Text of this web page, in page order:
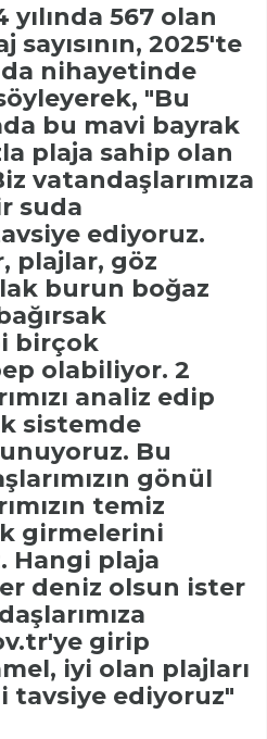
yılında 567 olan
sayısının, 2025'te
nihayetinde
"Bu
bu mavi bayrak
plaja sahip olan
vatandaşlarımıza
suda
ediyoruz.
plajlar, göz
burun boğaz
birçok
olabiliyor. 2
analiz edip
sistemde
Bu
gönül
temiz
girmelerini
Hangi plaja
deniz olsun ister
girip
iyi olan plajları
tavsiye ediyoruz"